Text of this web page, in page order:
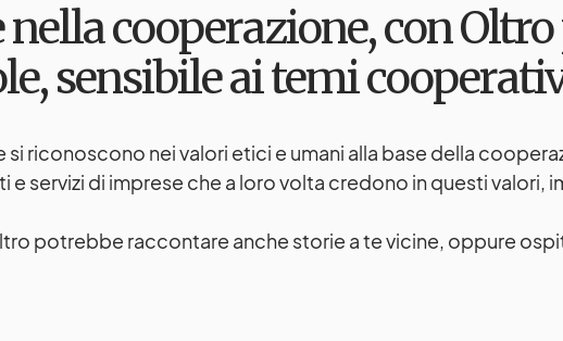
nella cooperazione, con
sensibile ai temi
riconoscono nei valori etici e umani alla base della
servizi di imprese che a loro volta credono in questi valori,
potrebbe raccontare anche storie a te vicine, oppure